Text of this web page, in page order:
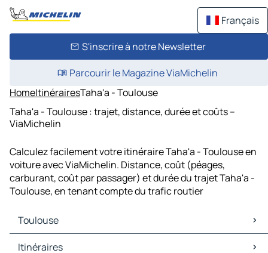
Français
S'inscrire à notre Newsletter
Parcourir le Magazine ViaMichelin
HomeItinérairesTaha'a - Toulouse
Taha'a - Toulouse : trajet, distance, durée et coûts –
ViaMichelin
Calculez facilement votre itinéraire Taha'a - Toulouse en
voiture avec ViaMichelin. Distance, coût (péages,
carburant, coût par passager) et durée du trajet Taha'a -
Toulouse, en tenant compte du trafic routier
Toulouse
Toulouse Cartes et plans
Itinéraires